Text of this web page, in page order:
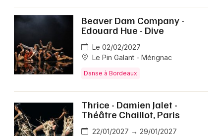
Beaver Dam Company -
Edouard Hue - Dive
Le 02/02/2027
Le Pin Galant - Mérignac
Danse à Bordeaux
Thrice - Damien Jalet -
Théâtre Chaillot, Paris
22/01/2027 → 29/01/2027